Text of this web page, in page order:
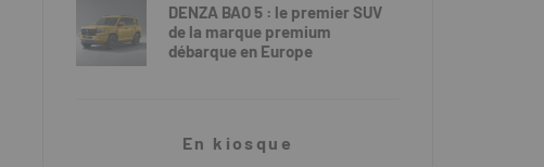
DENZA BAO 5 : le premier SUV
de la marque premium
débarque en Europe
En kiosque